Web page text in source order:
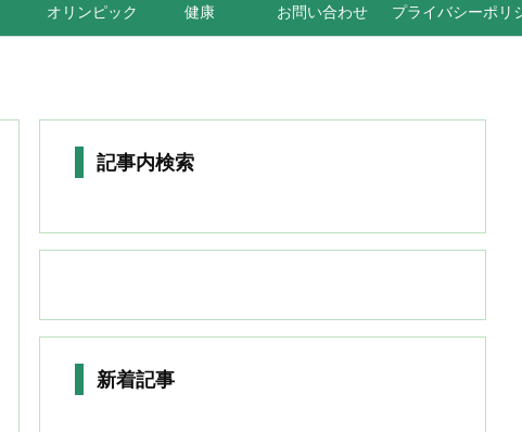
オリンピック 健康 お問い合わせ プライバシーポリ
記事内検索
新着記事